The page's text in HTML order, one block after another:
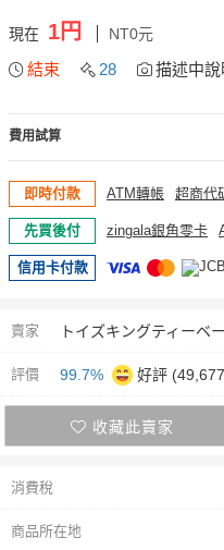
現在 1円 NT0元
結束 28 描述中說
費用試算
即時付款 ATM轉帳 超商代
先買後付 zingala銀角零卡
信用卡付款
賣家 トイズキングティーベ
評價 99.7% 好評
收藏此賣家
消費稅
商品所在地